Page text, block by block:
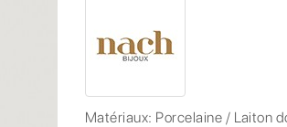
Matériaux: Porcelaine / Laiton